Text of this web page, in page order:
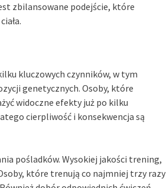
zbilansowane podejście, które
kluczowych czynników, w tym
genetycznych. Osoby, które
widoczne efekty już po kilku
cierpliwość i konsekwencja są
pośladków. Wysokiej jakości trening,
które trenują co najmniej trzy razy